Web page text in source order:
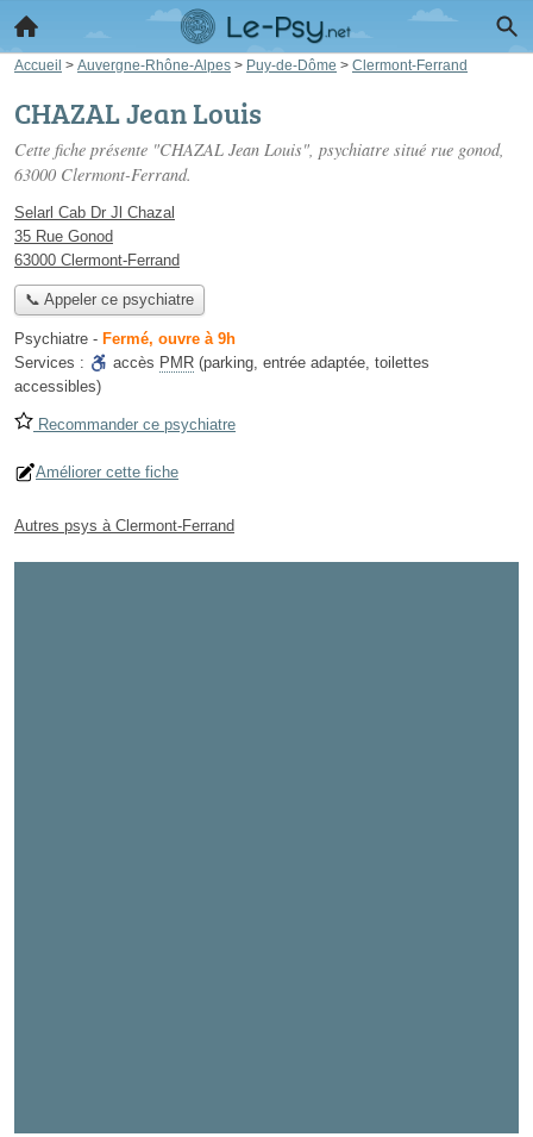
Accueil > Auvergne-Rhône-Alpes > Puy-de-Dôme > Clermont-Ferrand
CHAZAL Jean Louis
Cette fiche présente "CHAZAL Jean Louis", psychiatre situé rue gonod,
63000 Clermont-Ferrand.
Selarl Cab Dr Jl Chazal
35 Rue Gonod
63000 Clermont-Ferrand
📞 Appeler ce psychiatre
Psychiatre - Fermé, ouvre à 9h
Services :
accès PMR (parking, entrée adaptée, toilettes
accessibles)
Recommander ce psychiatre
Améliorer cette fiche
Autres psys à Clermont-Ferrand